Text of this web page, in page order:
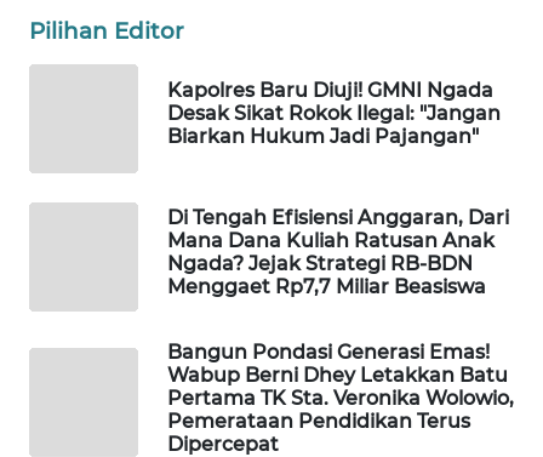
Pilihan Editor
Kapolres Baru Diuji! GMNI Ngada
Desak Sikat Rokok Ilegal: "Jangan
Biarkan Hukum Jadi Pajangan"
Di Tengah Efisiensi Anggaran, Dari
Mana Dana Kuliah Ratusan Anak
Ngada? Jejak Strategi RB-BDN
Menggaet Rp7,7 Miliar Beasiswa
Bangun Pondasi Generasi Emas!
Wabup Berni Dhey Letakkan Batu
Pertama TK Sta. Veronika Wolowio,
Pemerataan Pendidikan Terus
Dipercepat
PERSONA
HEALTH